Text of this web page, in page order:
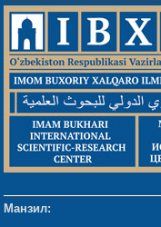
Манзил: